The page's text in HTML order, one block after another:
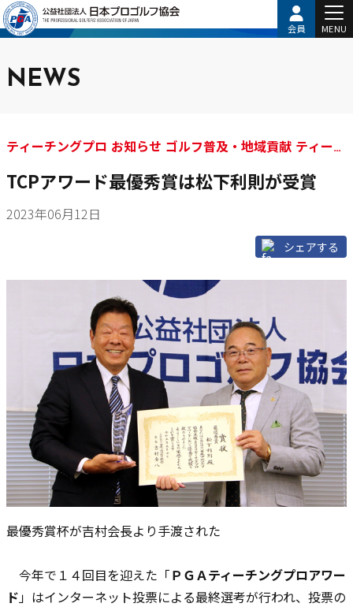
会員 MENU
NEWS
ティーチングプロ お知らせ ゴルフ普及・地域貢献 ティーチ
TCPアワード最優秀賞は松下利則が受賞
2023年06月12日
シェアする
最優秀賞杯が吉村会長より手渡された
今年で１４回目を迎えた「ＰＧＡティーチングプロアワー
ド」はインターネット投票による最終選考が行われ、投票の